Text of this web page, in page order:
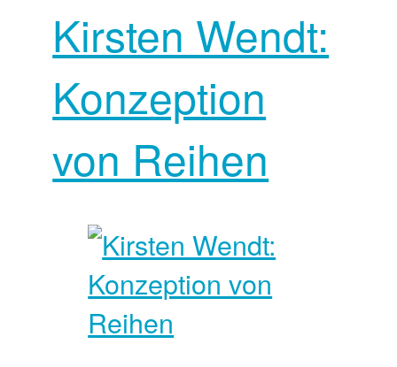
Kirsten Wendt:
Konzeption
von Reihen